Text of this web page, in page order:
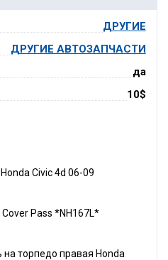
ДРУГИЕ
ДРУГИЕ АВТОЗАПЧАСТИ
да
10$
Civic 4d 06-09
Pass *NH167L*
торпедо правая Honda